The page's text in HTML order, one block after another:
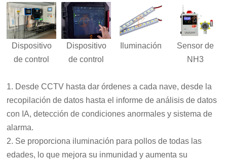
Dispositivo
de control
Dispositivo
de control
Iluminación
Sensor de
NH3
1. Desde CCTV hasta dar órdenes a cada nave, desde la
recopilación de datos hasta el informe de análisis de datos
con IA, detección de condiciones anormales y sistema de
alarma.
2. Se proporciona iluminación para pollos de todas las
edades, lo que mejora su inmunidad y aumenta su